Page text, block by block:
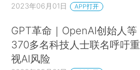
2023年06月01日 APP打开
GPT革命｜OpenAI创始人等
370多名科技人士联名呼吁重
视AI风险